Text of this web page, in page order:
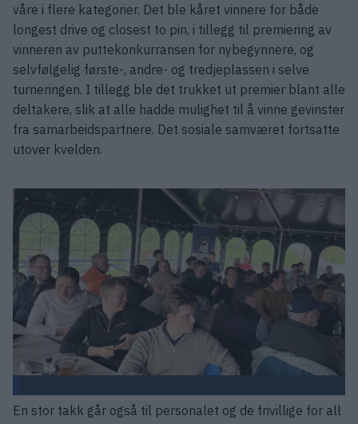
våre i flere kategorier. Det ble kåret vinnere for både
longest drive og closest to pin, i tillegg til premiering av
vinneren av puttekonkurransen for nybegynnere, og
selvfølgelig første-, andre- og tredjeplassen i selve
turneringen. I tillegg ble det trukket ut premier blant alle
deltakere, slik at alle hadde mulighet til å vinne gevinster
fra samarbeidspartnere. Det sosiale samværet fortsatte
utover kvelden.
En stor takk går også til personalet og de frivillige for all